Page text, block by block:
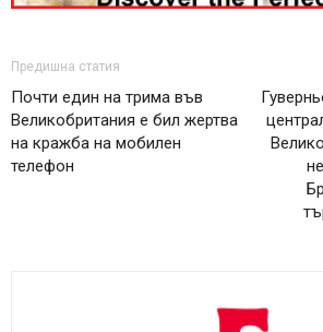
Предишна статия
Почти един на трима във
Великобритания е бил жертва
на кражба на мобилен
телефон